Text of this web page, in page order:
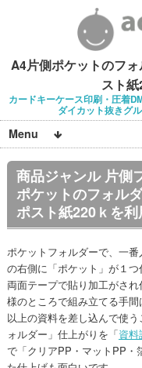
A4片側ポケットのフ
スト
カードキーケース印刷・圧着
ダイカット抜きグ
Menu
商品ジャンル 片
ポケットのフォル
ポスト紙220ｋを
ポケットフォルダーで、一
の右側に「ポケット」が１
両面テープで貼り加工がさ
様のところで組み立てる手
以上の資料を差し込んで使
ォルダー」仕上がりを「資料
で「クリアPP・マットPP・